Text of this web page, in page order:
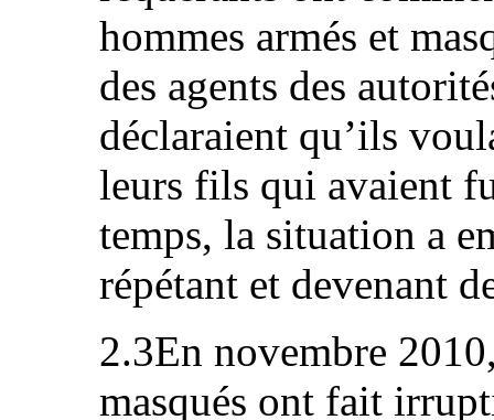
hommes armés et
des agents des
déclaraient qu’ils
leurs fils qui avaient
temps, la situation a
répétant et devenant
2.3En novembre
masqués ont fait